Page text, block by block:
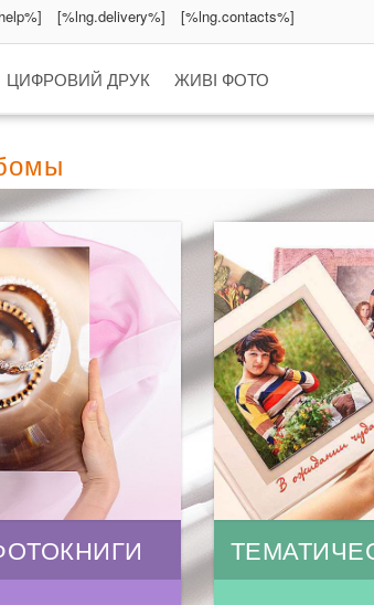
[%lng.delivery%] [%lng.contacts%]
ЦИФРОВИЙ ДРУК ЖИВІ ФОТО